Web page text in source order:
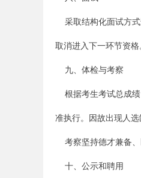
采取结构化面试方式
取消进入下一环节资格
九、体检与考察
根据考生考试总成绩
准执行。因故出现人
考察坚持德才兼备、
十、公示和聘用